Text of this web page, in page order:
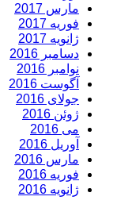
مارس 2017
فوریه 2017
ژانویه 2017
دسامبر 2016
نوامبر 2016
آگوست 2016
جولای 2016
ژوئن 2016
می 2016
آوریل 2016
مارس 2016
فوریه 2016
ژانویه 2016